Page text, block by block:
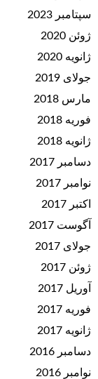
سپتامبر 2023
ژوئن 2020
ژانویه 2020
جولای 2019
مارس 2018
فوریه 2018
ژانویه 2018
دسامبر 2017
نوامبر 2017
اکتبر 2017
آگوست 2017
جولای 2017
ژوئن 2017
آوریل 2017
فوریه 2017
ژانویه 2017
دسامبر 2016
نوامبر 2016